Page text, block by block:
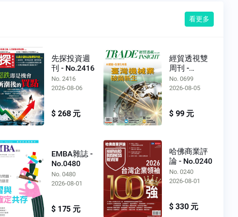
看更多
先探投資週
刊 - No.2416
No. 2416
2026-08-06
$ 268 元
經貿透視雙
周刊 -
No.0699
No. 0699
2026-08-05
$ 99 元
EMBA雜誌 -
No.0480
No. 0480
2026-08-01
$ 175 元
哈佛商業評
論 - No.0240
No. 0240
2026-08-01
$ 330 元